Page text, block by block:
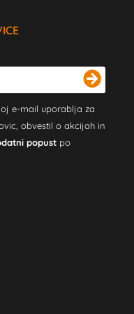
e-mail uporablja za
obvestil o akcijah in
popust po